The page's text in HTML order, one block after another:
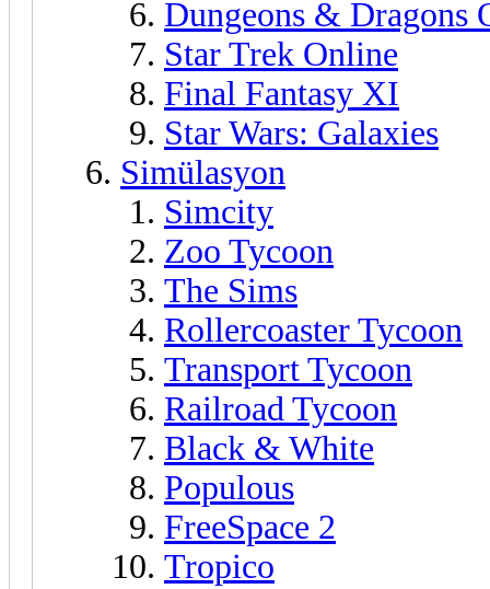
Dungeons & Dragons
Star Trek Online
Final Fantasy XI
Star Wars: Galaxies
Simülasyon
Simcity
Zoo Tycoon
The Sims
Rollercoaster Tycoon
Transport Tycoon
Railroad Tycoon
Black & White
Populous
FreeSpace 2
Tropico